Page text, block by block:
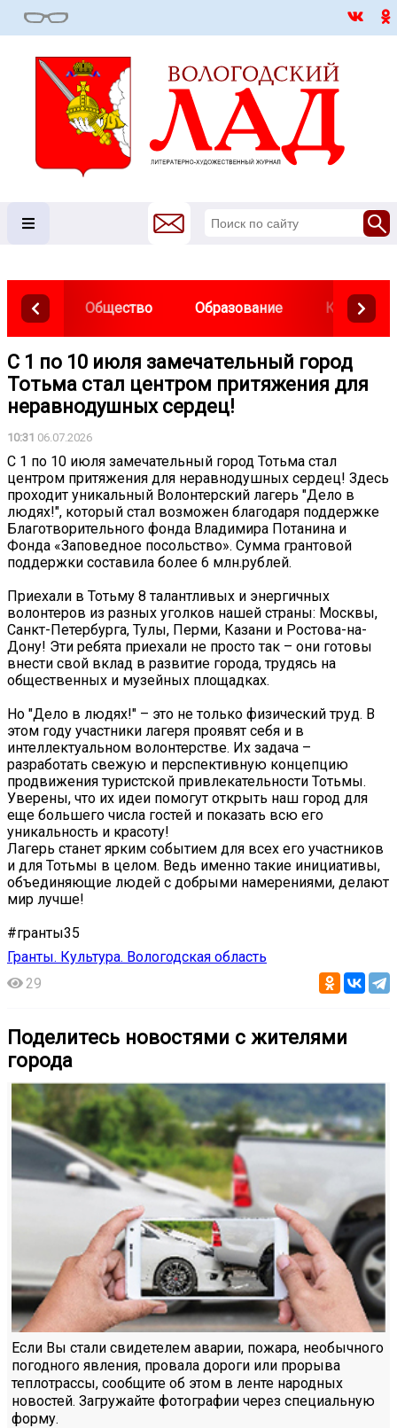
Общество Образование Культура
С 1 по 10 июля замечательный город
Тотьма стал центром притяжения для
неравнодушных сердец!
10:31 06.07.2026
С 1 по 10 июля замечательный город Тотьма стал
центром притяжения для неравнодушных сердец! Здесь
проходит уникальный Волонтерский лагерь "Дело в
людях!", который стал возможен благодаря поддержке
Благотворительного фонда Владимира Потанина и
Фонда «Заповедное посольство». Сумма грантовой
поддержки составила более 6 млн.рублей.
Приехали в Тотьму 8 талантливых и энергичных
волонтеров из разных уголков нашей страны: Москвы,
Санкт-Петербурга, Тулы, Перми, Казани и Ростова-на-
Дону! Эти ребята приехали не просто так – они готовы
внести свой вклад в развитие города, трудясь на
общественных и музейных площадках.
‍‍‍Но "Дело в людях!" – это не только физический труд. В
этом году участники лагеря проявят себя и в
интеллектуальном волонтерстве. Их задача –
разработать свежую и перспективную концепцию
продвижения туристской привлекательности Тотьмы.
Уверены, что их идеи помогут открыть наш город для
еще большего числа гостей и показать всю его
уникальность и красоту!
Лагерь станет ярким событием для всех его участников
и для Тотьмы в целом. Ведь именно такие инициативы,
объединяющие людей с добрыми намерениями, делают
мир лучше!
#гранты35
Гранты. Культура. Вологодская область
29
Поделитесь новостями с жителями
города
Если Вы стали свидетелем аварии, пожара, необычного
погодного явления, провала дороги или прорыва
теплотрассы, сообщите об этом в ленте народных
новостей. Загружайте фотографии через специальную
форму.